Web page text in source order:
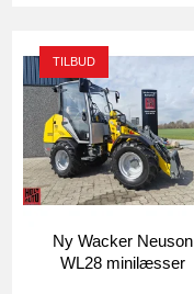
TILBUD
Ny Wacker Neuson
WL28 minilæsser